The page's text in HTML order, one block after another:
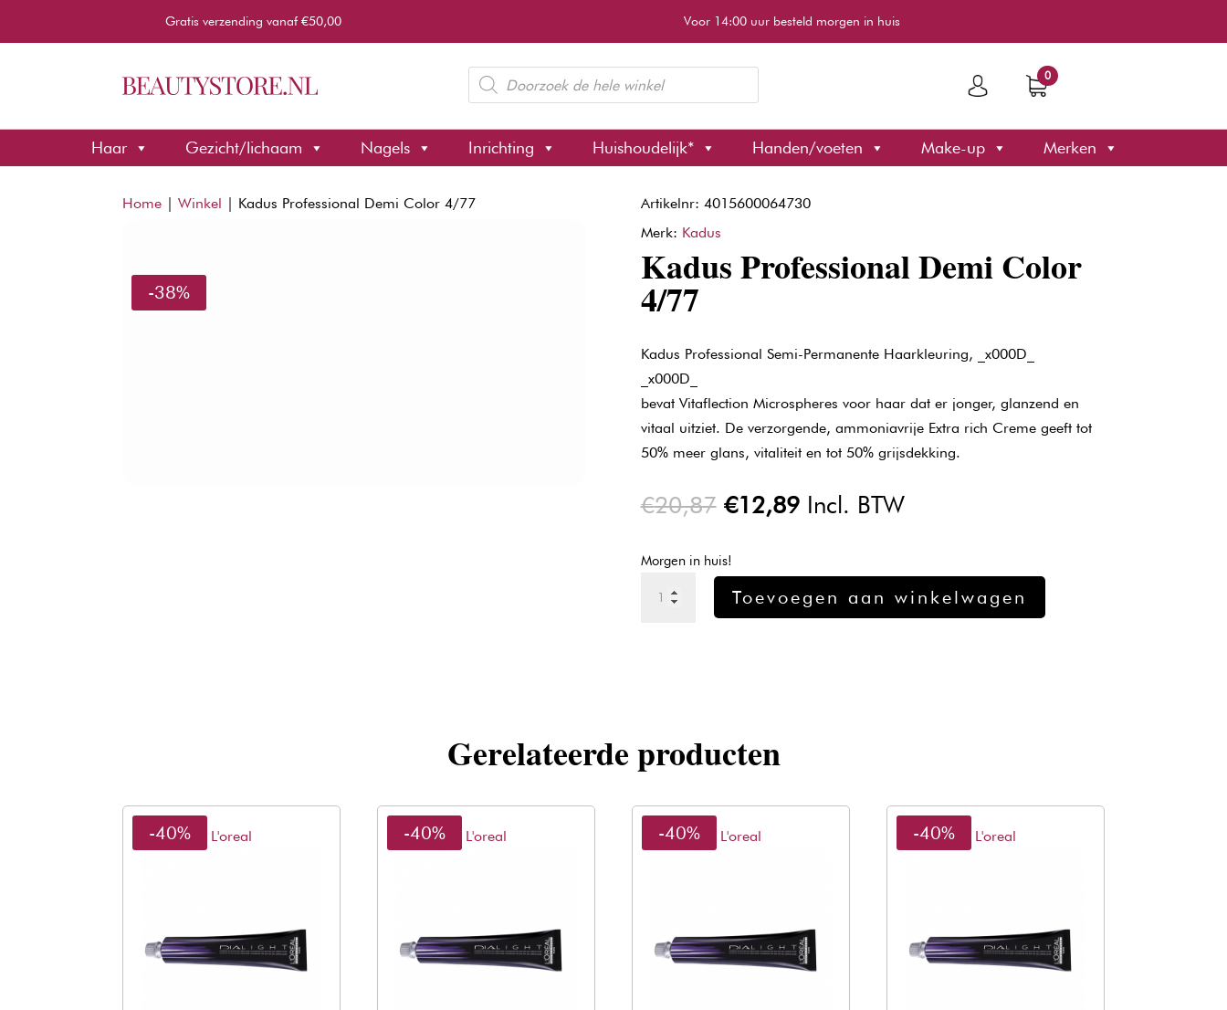
Gratis verzending vanaf €50,00 Voor 14:00 uur besteld morgen in huis
Producten
zoeken
0
Haar Gezicht/lichaam Nagels Inrichting Huishoudelijk* Handen/voeten Make-up Merken
Home |Winkel | Kadus Professional Demi Color 4/77
-38%
Artikelnr: 4015600064730
Merk: Kadus
Kadus Professional Demi Color
4/77
Kadus Professional Semi-Permanente Haarkleuring, _x000D_
_x000D_
bevat Vitaflection Microspheres voor haar dat er jonger, glanzend en
vitaal uitziet. De verzorgende, ammoniavrije Extra rich Creme geeft tot
50% meer glans, vitaliteit en tot 50% grijsdekking.
€20,87 Oorspronkelijke
was:
€20,87.
€12,89Huidige
€12,89.
Incl. BTW
Morgen in huis!
Professional
Toevoegen aan winkelwagen
Gerelateerde producten
L'oreal
-40% L'oreal
-40% L'oreal
-40% L'oreal
-40%